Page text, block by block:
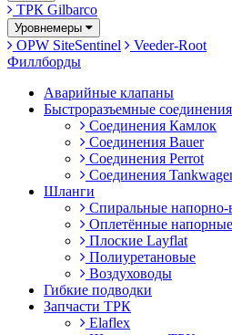
ТРК Gilbarco
Уровнемеры
OPW SiteSentinel
Veeder-Root
Филлборды
Аварийные клапаны
Быстроразъемные соединения
Соединения Камлок
Соединения Bauer
Соединения Perrot
Соединения
Шланги
Спиральные
Оплетённые напорные
Плоские Layflat
Полиуретановые
Воздуховоды
Гибкие подводки
Запчасти ТРК
Elaflex